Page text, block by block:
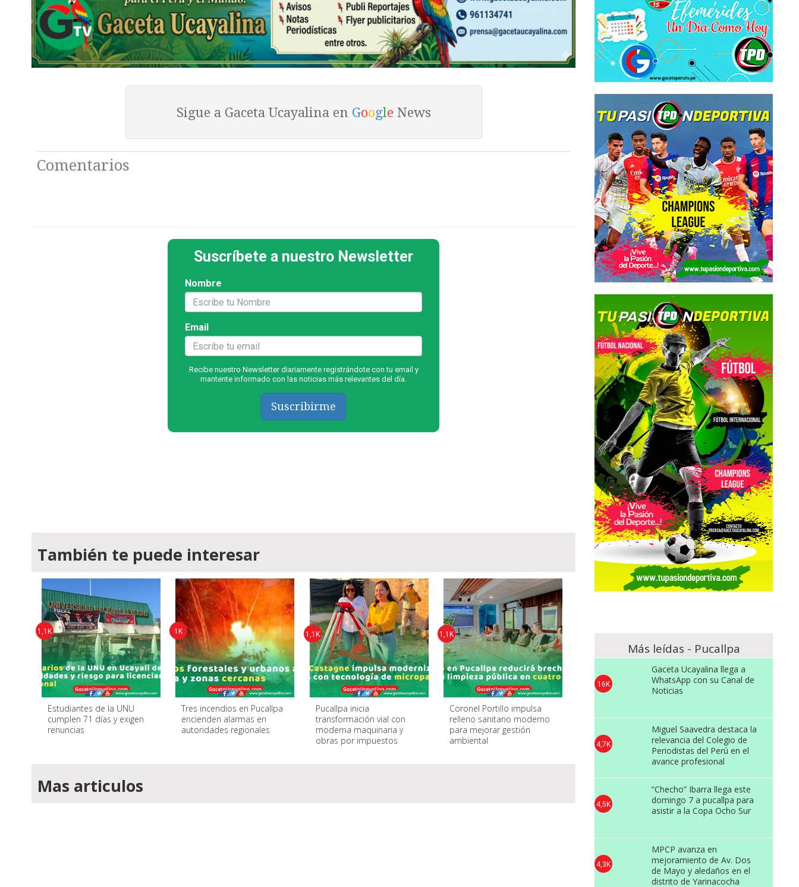
Sigue a Gaceta Ucayalina en GoogleNews
Comentarios
Suscríbete a nuestro Newsletter
Nombre
Email
Recibe nuestro Newsletter diariamente registrándote con tu email y
mantente informado con las noticias más relevantes del día.
Suscribirme
También te puede interesar
Estudiantes de la UNU
cumplen 71 días y exigen
renuncias
1,1K
Tres incendios en Pucallpa
encienden alarmas en
autoridades regionales
1K
Pucallpa inicia
transformación vial con
moderna maquinaria y
obras por impuestos
1,1K
Coronel Portillo impulsa
relleno sanitario moderno
para mejorar gestión
ambiental
1,1K
Mas articulos
Más leídas - Pucallpa
Gaceta Ucayalina llega a
WhatsApp con su Canal de
Noticias
16K
Miguel Saavedra destaca la
relevancia del Colegio de
Periodistas del Perú en el
avance profesional
4,7K
“Checho” Ibarra llega este
domingo 7 a pucallpa para
asistir a la Copa Ocho Sur
4,5K
MPCP avanza en
mejoramiento de Av. Dos
de Mayo y aledaños en el
distrito de Yarinacocha
4,3K